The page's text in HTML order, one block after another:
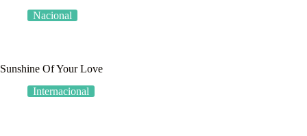
Nacional
Sunshine Of Your Love
Internacional